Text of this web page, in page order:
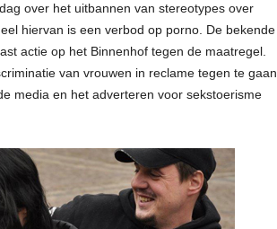
over het uitbannen van stereotypes over
hiervan is een verbod op porno. De bekende
actie op het Binnenhof tegen de maatregel.
van vrouwen in reclame tegen te gaan,
media en het adverteren voor sekstoerisme